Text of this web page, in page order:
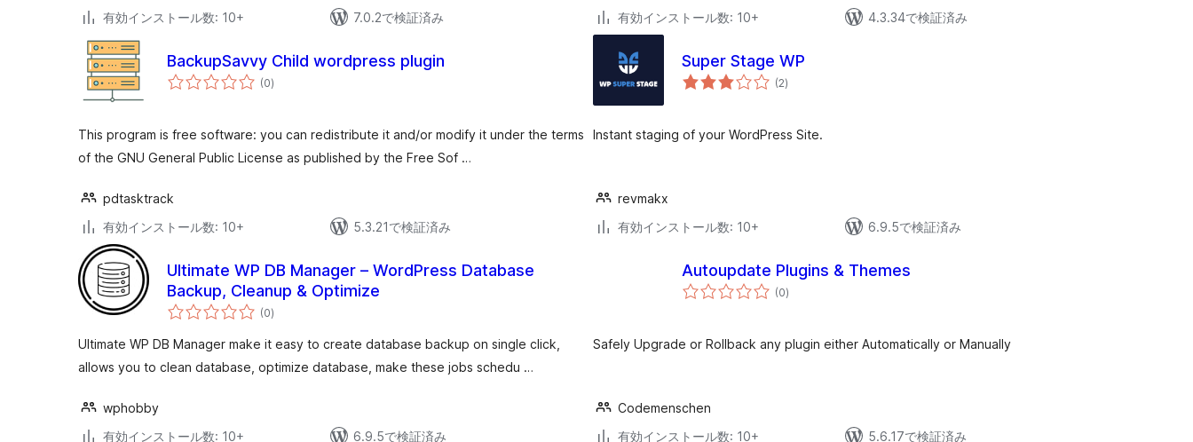
有効インストール数: 10+
7.0.2で検証済み
有効インストール数: 10+
4.3.34で検証済み
BackupSavvy Child wordpress plugin
(0個
の)
This program is free software: you can redistribute it and/or modify it under the terms
of the GNU General Public License as published by the Free Sof …
pdtasktrack
有効インストール数: 10+
5.3.21で検証済み
Super Stage WP
(2個
の)
Instant staging of your WordPress Site.
revmakx
有効インストール数: 10+
6.9.5で検証済み
Ultimate WP DB Manager – WordPress Database
Backup, Cleanup & Optimize
(0個
の
価
)
Ultimate WP DB Manager make it easy to create database backup on single click,
allows you to clean database, optimize database, make these jobs schedu …
wphobby
有効インストール数: 10+
6.9.5で検証済み
Autoupdate Plugins & Themes
(0個
の)
Safely Upgrade or Rollback any plugin either Automatically or Manually
Codemenschen
有効インストール数: 10+
5.6.17で検証済み